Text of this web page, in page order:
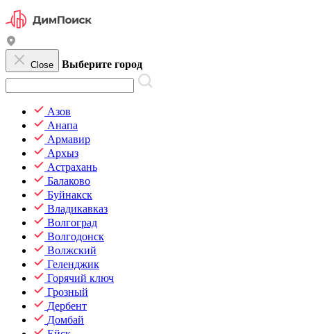
Close Выберите город
Азов
Анапа
Армавир
Архыз
Астрахань
Балаково
Буйнакск
Владикавказ
Волгоград
Волгодонск
Волжский
Геленджик
Горячий ключ
Грозный
Дербент
Домбай